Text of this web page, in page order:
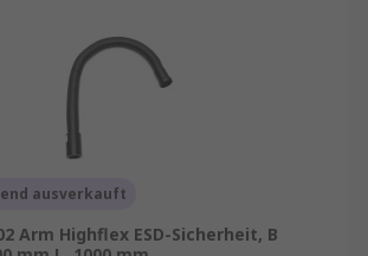
ausverkauft
Arm Highflex ESD-Sicherheit, B